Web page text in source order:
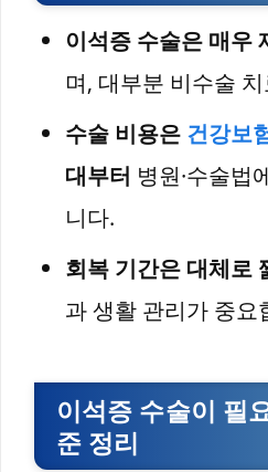
이석증 수술은 매우
며, 대부분 비수술
수술 비용은 건강보
대부터 병원·수술법
니다.
회복 기간은 대체로
과 생활 관리가 중요
이석증 수술이 필
준 정리